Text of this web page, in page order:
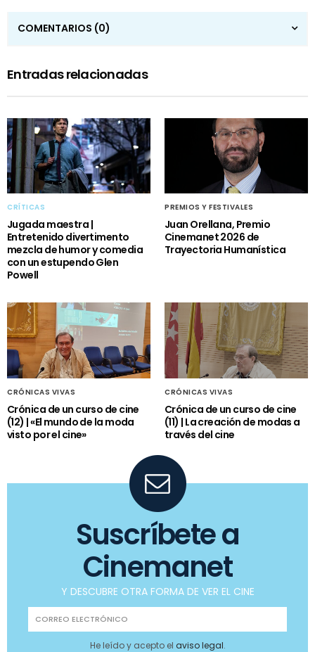
COMENTARIOS (0)
Entradas relacionadas
CRÍTICAS
Jugada maestra |
Entretenido divertimento
mezcla de humor y comedia
con un estupendo Glen
Powell
PREMIOS Y FESTIVALES
Juan Orellana, Premio
Cinemanet 2026 de
Trayectoria Humanística
CRÓNICAS VIVAS
Crónica de un curso de cine
(12) | «El mundo de la moda
visto por el cine»
CRÓNICAS VIVAS
Crónica de un curso de cine
(11) | La creación de modas a
través del cine
Suscríbete a
Cinemanet
Y DESCUBRE OTRA FORMA DE VER EL CINE
He leído y acepto el aviso legal.